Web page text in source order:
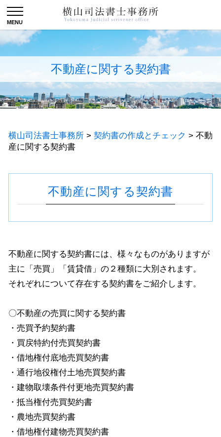
不動産に関する契約書
横山司法書士事務所 > 契約書の作成とチェック > 不動
産に関する契約書
不動産に関する契約書
不動産に関する契約書には、様々なものがありますが
主に「売買」「賃貸借」の２種類に大別されます。
それぞれについて存在する契約書をご紹介します。
〇不動産の売買に関する契約書
・売買予約契約書
・買戻特約付売買契約書
・借地権付底地売買契約書
・通行地役権付土地売買契約書
・建物取壊条件付更地売買契約書
・抵当権付売買契約書
・農地売買契約書
・借地権付建物売買契約書